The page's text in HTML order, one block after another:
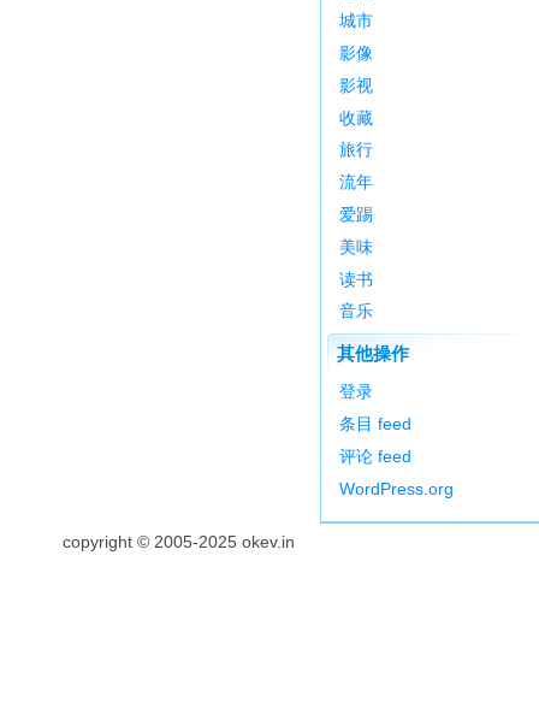
城市
影像
影视
收藏
旅行
流年
爱踢
美味
读书
音乐
其他操作
登录
条目 feed
评论 feed
WordPress.org
copyright © 2005-2025 okev.in